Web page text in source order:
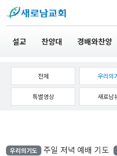
설교 찬양대 경배와찬양
전체 우리의
특별영상 새로남
2026-08-02 양성욱 집사
주일 저녁 예배 기도
우리의기도 주일 저녁 예배 기도